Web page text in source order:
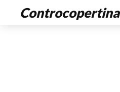
Controcopertina